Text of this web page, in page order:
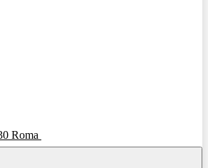
Roma